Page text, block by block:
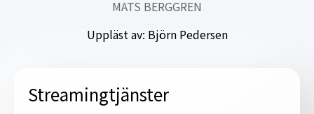
MATS BERGGREN
Uppläst av: Björn Pedersen
Streamingtjänster